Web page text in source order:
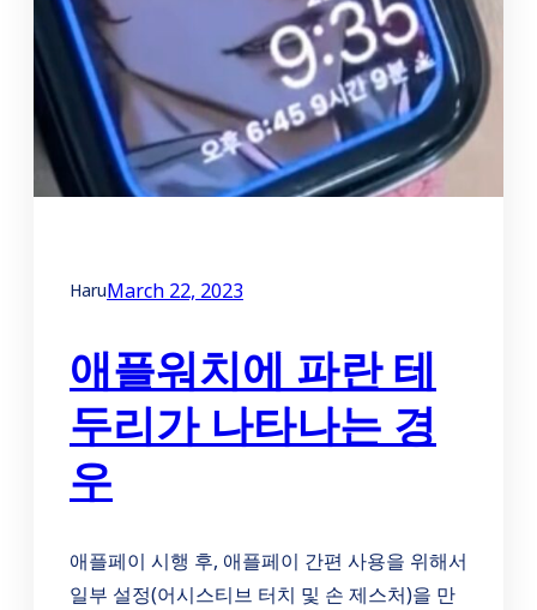
HaruMarch 22, 2023
애플워치에 파란 테
두리가 나타나는 경
우
애플페이 시행 후, 애플페이 간편 사용을 위해서
일부 설정(어시스티브 터치 및 손 제스처)을 만